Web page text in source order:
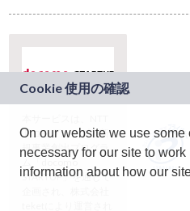
ドコモグループの新
規事業創出プログラ
ム「docomo
STARTUP」を通じて
On our website we use
necessary for our site to
information about how our